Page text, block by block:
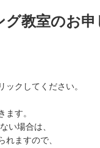
グ教室のお
クしてください。
ます。
い場合は、
れますので、